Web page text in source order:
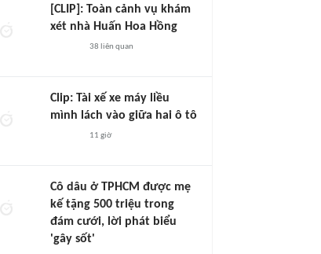
[CLIP]: Toàn cảnh vụ khám
xét nhà Huấn Hoa Hồng
38 liên quan
Clip: Tài xế xe máy liều
mình lách vào giữa hai ô tô
11 giờ
Cô dâu ở TPHCM được mẹ
kế tặng 500 triệu trong
đám cưới, lời phát biểu
'gây sốt'